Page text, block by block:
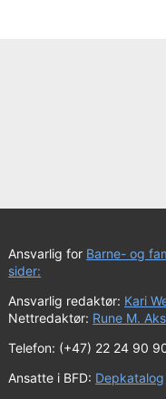
Ansvarlig for Barne- og
sider:
Ansvarlig redaktør: Kari
Nettredaktør: Rune M.
Telefon: (+47) 22 24 90
Ansatte i BFD: Depkatalog